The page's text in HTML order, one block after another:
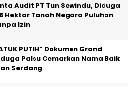
Audit PT Tun Sewindu, Diduga
Hektar Tanah Negara Puluhan
Izin
PUTIH” Dokumen Grand
Palsu Cemarkan Nama Baik
Serdang